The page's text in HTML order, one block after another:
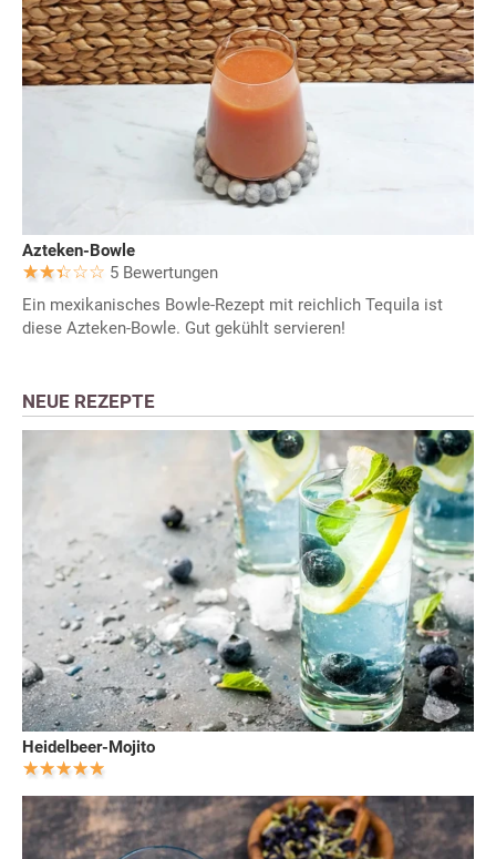
Azteken-Bowle
5 Bewertungen
Ein mexikanisches Bowle-Rezept mit reichlich Tequila ist
diese Azteken-Bowle. Gut gekühlt servieren!
NEUE REZEPTE
Heidelbeer-Mojito